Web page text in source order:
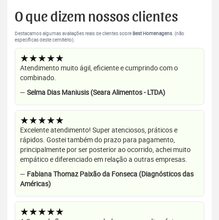
O que dizem nossos clientes
Destacamos algumas avaliações reais de clientes sobre Best Homenagens. (não
específicas deste cemitério).
★★★★★
Atendimento muito ágil, eficiente e cumprindo com o
combinado.
— Selma Dias Maniusis (Seara Alimentos - LTDA)
★★★★★
Excelente atendimento! Super atenciosos, práticos e
rápidos. Gostei também do prazo para pagamento,
principalmente por ser posterior ao ocorrido, achei muito
empático e diferenciado em relação a outras empresas.
— Fabiana Thomaz Paixão da Fonseca (Diagnósticos das
Américas)
★★★★★